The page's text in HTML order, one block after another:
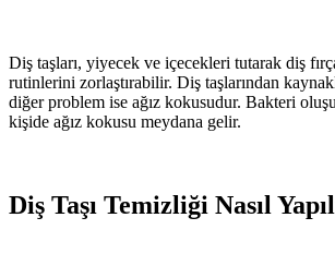
Diş taşları, yiyecek ve içecekleri tutarak diş
rutinlerini zorlaştırabilir. Diş taşlarından
diğer problem ise ağız kokusudur. Bakteri
kişide ağız kokusu meydana gelir.
Diş Taşı Temizliği Nasıl